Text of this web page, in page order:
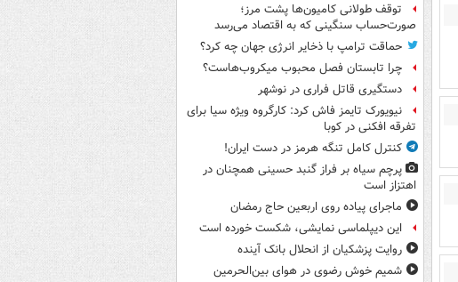
توقف طولانی کامیون‌ها پشت مرز؛
صورت‌حساب سنگینی که به اقتصاد می‌رسد
حماقت ترامپ با ذخایر انرژی جهان چه کرد؟
چرا تابستان فصل محبوب میکروب‌هاست؟
دستگیری قاتل فراری در نوشهر
نیویورک تایمز فاش کرد: کارگروه ویژه سیا برای
تفرقه افکنی در کوبا
کنترل کامل تنگه هرمز در دست ایران!
پرچم سیاه بر فراز گنبد حسینی همچنان در
اهتزاز است
ماجرای پیاده روی اربعین حاج رمضان
این دیپلماسی نمایشی، شکست خورده است
روایت پزشکیان از انحلال بانک آینده
شمیم خوش رضوی در هوای بین‌الحرمین